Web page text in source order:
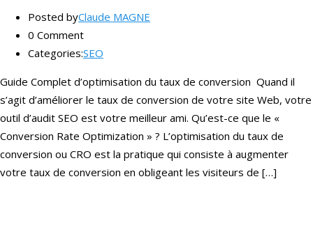
Posted byClaude MAGNE
0 Comment
Categories:SEO
Guide Complet d’optimisation du taux de conversion Quand il
s’agit d’améliorer le taux de conversion de votre site Web, votre
outil d’audit SEO est votre meilleur ami. Qu’est-ce que le «
Conversion Rate Optimization » ? L’optimisation du taux de
conversion ou CRO est la pratique qui consiste à augmenter
votre taux de conversion en obligeant les visiteurs de […]